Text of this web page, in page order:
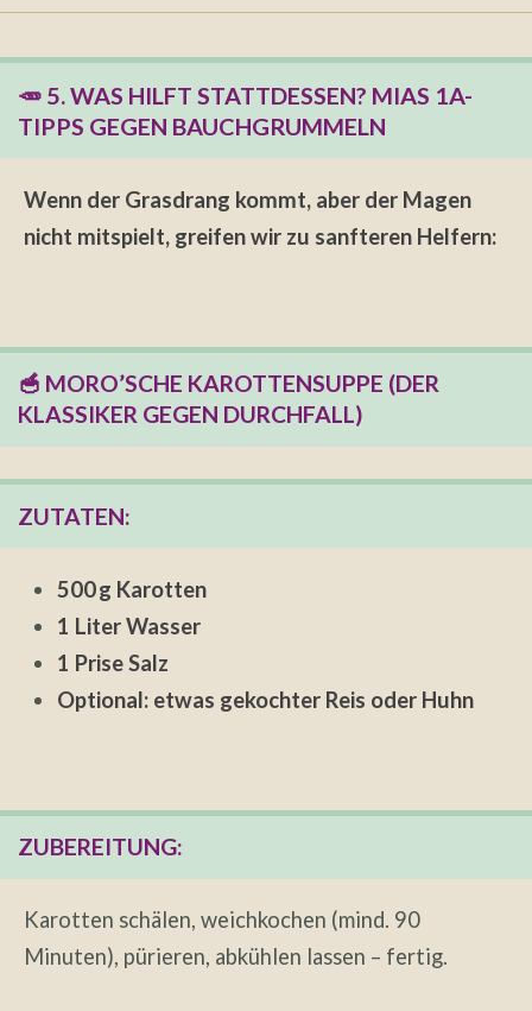
🥕 5. WAS HILFT STATTDESSEN? MIAS 1A-
TIPPS GEGEN BAUCHGRUMMELN
Wenn der Grasdrang kommt, aber der Magen
nicht mitspielt, greifen wir zu sanfteren Helfern:
🥣 MORO’SCHE KAROTTENSUPPE (DER
KLASSIKER GEGEN DURCHFALL)
ZUTATEN:
500 g Karotten
1 Liter Wasser
1 Prise Salz
Optional: etwas gekochter Reis oder Huhn
ZUBEREITUNG:
Karotten schälen, weichkochen (mind. 90
Minuten), pürieren, abkühlen lassen – fertig.